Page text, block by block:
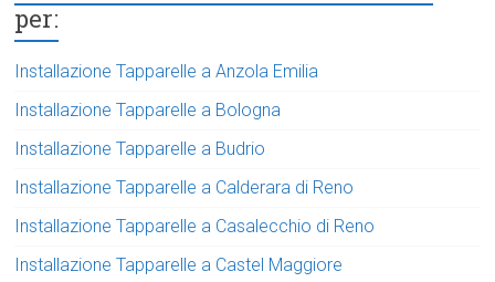
per:
Installazione Tapparelle a Anzola Emilia
Installazione Tapparelle a Bologna
Installazione Tapparelle a Budrio
Installazione Tapparelle a Calderara di Reno
Installazione Tapparelle a Casalecchio di Reno
Installazione Tapparelle a Castel Maggiore